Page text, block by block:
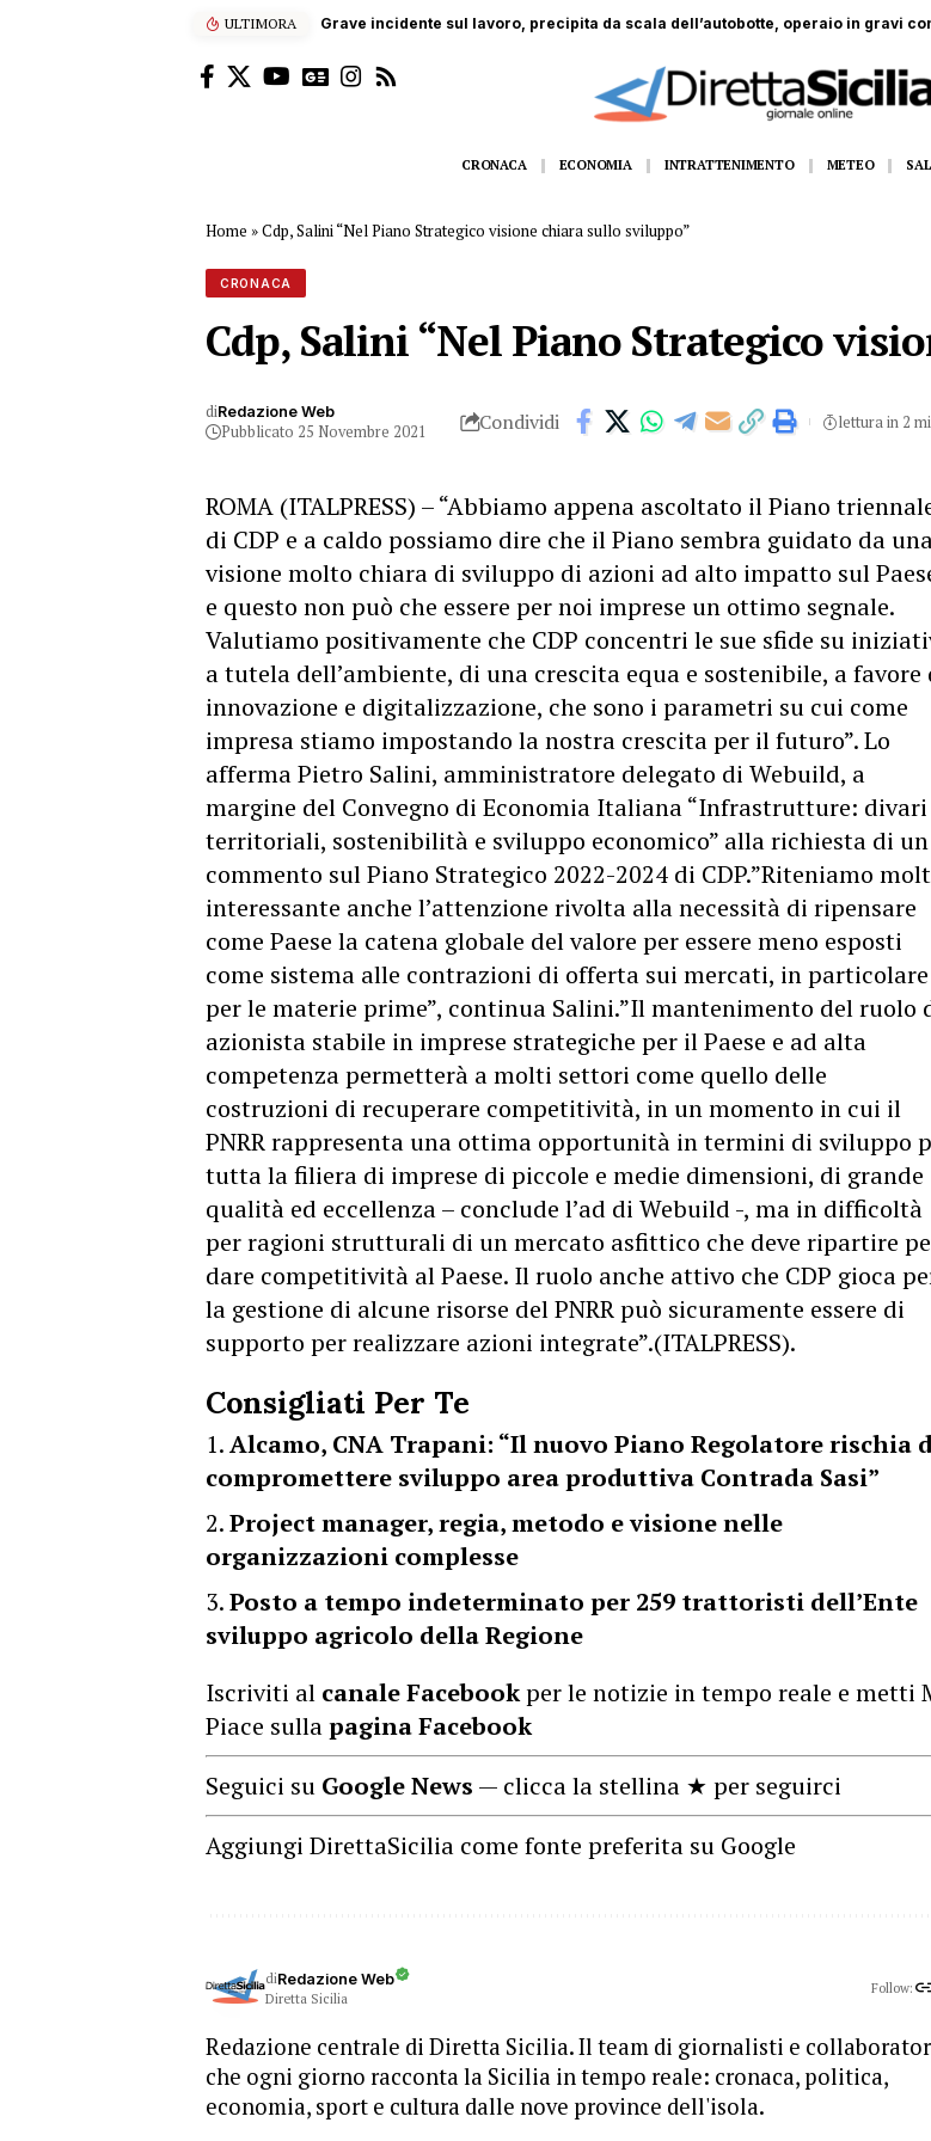
ULTIMORA Grave incidente sul lavoro, precipita da scala dell’autobotte, operaio in gravi
CRONACA ECONOMIA INTRATTENIMENTO METEO
Home »Cdp, Salini “Nel Piano Strategico visione chiara sullo sviluppo”
CRONACA
Cdp, Salini “Nel Piano Strategico
diRedazione Web
Pubblicato 25 Novembre 2021 Condividi lettura in 2
ROMA (ITALPRESS) – “Abbiamo appena ascoltato il Piano
di CDP e a caldo possiamo dire che il Piano sembra guidato da
visione molto chiara di sviluppo di azioni ad alto impatto sul
e questo non può che essere per noi imprese un ottimo segnale.
Valutiamo positivamente che CDP concentri le sue sfide su
a tutela dell’ambiente, di una crescita equa e sostenibile, a favore
innovazione e digitalizzazione, che sono i parametri su cui come
impresa stiamo impostando la nostra crescita per il futuro”. Lo
afferma Pietro Salini, amministratore delegato di Webuild, a
margine del Convegno di Economia Italiana “Infrastrutture: divari
territoriali, sostenibilità e sviluppo economico” alla richiesta di un
commento sul Piano Strategico 2022-2024 di CDP.”Riteniamo
interessante anche l’attenzione rivolta alla necessità di ripensare
come Paese la catena globale del valore per essere meno esposti
come sistema alle contrazioni di offerta sui mercati, in particolare
per le materie prime”, continua Salini.”Il mantenimento del ruolo
azionista stabile in imprese strategiche per il Paese e ad alta
competenza permetterà a molti settori come quello delle
costruzioni di recuperare competitività, in un momento in cui il
PNRR rappresenta una ottima opportunità in termini di sviluppo
tutta la filiera di imprese di piccole e medie dimensioni, di grande
qualità ed eccellenza – conclude l’ad di Webuild -, ma in difficoltà
per ragioni strutturali di un mercato asfittico che deve ripartire
dare competitività al Paese. Il ruolo anche attivo che CDP gioca
la gestione di alcune risorse del PNRR può sicuramente essere di
supporto per realizzare azioni integrate”.(ITALPRESS).
Consigliati Per Te
Alcamo, CNA Trapani: “Il nuovo Piano Regolatore rischia
compromettere sviluppo area produttiva Contrada Sasi”
Project manager, regia, metodo e visione nelle
organizzazioni complesse
Posto a tempo indeterminato per 259 trattoristi dell’Ente
sviluppo agricolo della Regione
Iscriviti al canale Facebookper le notizie in tempo reale e metti
Piace sullapagina Facebook
Seguici su Google News — clicca la stellina ★ per seguirci
Aggiungi DirettaSicilia come fonte preferita su Google
diRedazione Web
Diretta Sicilia
Follow:
Redazione centrale di Diretta Sicilia. Il team di giornalisti e
che ogni giorno racconta la Sicilia in tempo reale: cronaca, politica,
economia, sport e cultura dalle nove province dell'isola.